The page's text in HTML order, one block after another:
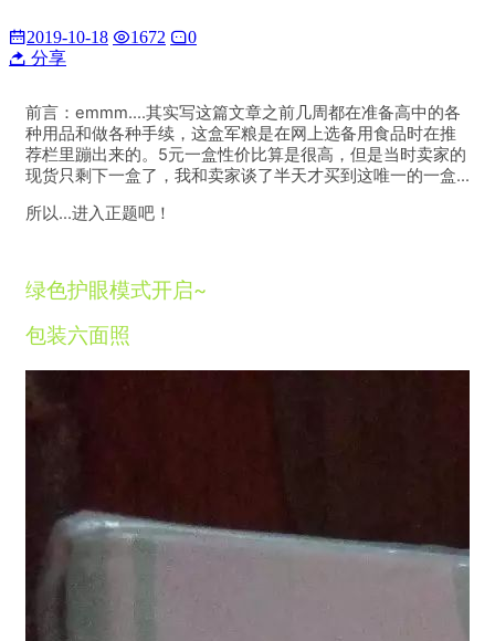
2019-10-18 1672
0
分享
前言： emmm....其实写这篇文章之前几周都在准备高中的各
种用品和做各种手续，这盒军粮是在网上选备用食品时在推
荐栏里蹦出来的。 5元一盒性价比算是很高，但是当时卖家的
现货只剩下一盒了，我和卖家谈了半天才买到这唯一的一盒…
所以…进入正题吧！
绿色护眼模式开启~
包装六面照